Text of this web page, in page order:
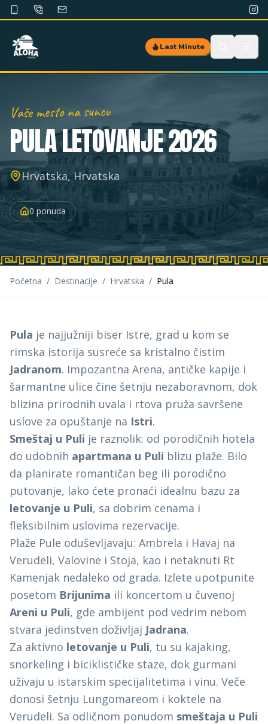
Last Minute
Vaše mesto na suncu
PULALETOVANJE 2026
Hrvatska, Hrvatska
0 ponuda
Početna / Destinacije / Hrvatska / Pula
Pula je najjužniji biser Istre, grad u kom se
rimska istorija susreće sa kristalno čistim
Jadranom. Impozantna Arena, antičke kapije i
šarmantne ulice čine šetnju nezaboravnom, dok
blizina prirodnih uvala i rtova pruža savršene
uslove za opuštanje na Istri.
Smeštaj u Puli je raznolik: od porodičnih hotela
do udobnih apartmana u Puli blizu plaže. Bilo
da planirate romantičan beg ili porodično
putovanje, lako ćete pronaći idealnu bazu za
letovanje u Puli, sa dobrim cenama i
fleksibilnim uslovima rezervacije.
Plaže Pule oduševljavaju: Ambrela i Havaj na
Verudeli, Valovine i Stoja, kao i netaknuti Rt
Kamenjak nedaleko od grada. Izlete upotpunite
posetom Brijunima ili koncertom u čuvenoj
Areni u Puli, gde ambijent pod vedrim nebom
stvara jedinstven doživljaj Jadrana.
Za aktivno letovanje u Puli, tu su kajaking,
snorkeling i biciklističke staze, dok gurmani
uživaju u istarskim specijalitetima i vinu. Veče
donosi šetnju Lungomareom i koktele na
Verudeli. Sa odličnom ponudom smeštaja u Puli